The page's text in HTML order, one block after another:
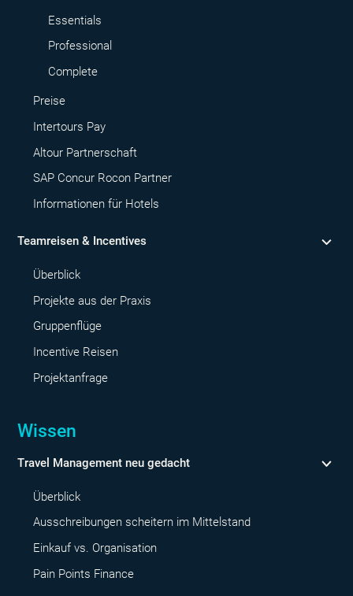
Essentials
Professional
Complete
Preise
Intertours Pay
Altour Partnerschaft
SAP Concur Rocon Partner
Informationen für Hotels
Teamreisen & Incentives
Überblick
Projekte aus der Praxis
Gruppenflüge
Incentive Reisen
Projektanfrage
Wissen
Travel Management neu gedacht
Überblick
Ausschreibungen scheitern im Mittelstand
Einkauf vs. Organisation
Pain Points Finance